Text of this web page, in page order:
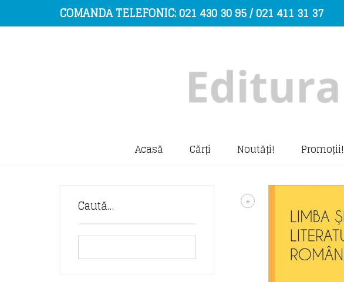
COMANDĂ TELEFONIC: 021 430 30 95 / 021 411 31 37
Acasă Cărți Noutăți! Promoții!
+
Caută…